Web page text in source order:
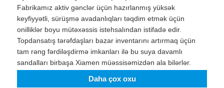
Fabrikamız aktiv gənclər üçün hazırlanmış yüksək
keyfiyyətli, sürüşmə avadanlıqları təqdim etmək üçün
onilliklər boyu mütəxəssis istehsalından istifadə edir.
Topdansatış tərəfdaşları bazar inventarını artırmaq üçün
tam rəng fərdiləşdirmə imkanları ilə bu suya davamlı
sandalları birbaşa Xiamen müəssisəmizdən ala bilərlər.
Daha çox oxu